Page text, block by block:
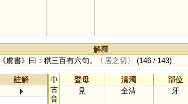
解釋
虞書》曰：稘三百有六旬。 〔居之切〕 (146 / 143)
註解
中
古
音
聲母 清濁 部位
見
全清 牙